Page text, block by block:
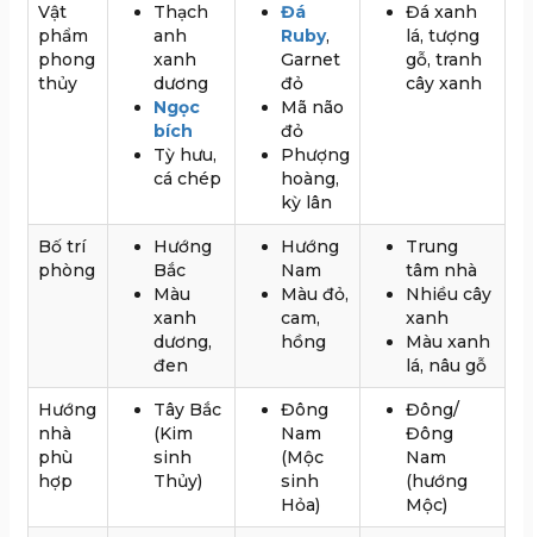
Vật
phẩm
phong
thủy
Thạch
anh
xanh
dương
Ngọc
bích
Tỳ hưu,
cá chép
Đá
Ruby,
Garnet
đỏ
Mã não
đỏ
Phượng
hoàng,
kỳ lân
Đá xanh
lá, tượng
gỗ, tranh
cây xanh
Bố trí
phòng
Hướng
Bắc
Màu
xanh
dương,
đen
Hướng
Nam
Màu đỏ,
cam,
hồng
Trung
tâm nhà
Nhiều cây
xanh
Màu xanh
lá, nâu gỗ
Hướng
nhà
phù
hợp
Tây Bắc
(Kim
sinh
Thủy)
Đông
Nam
(Mộc
sinh
Hỏa)
Đông/
Đông
Nam
(hướng
Mộc)